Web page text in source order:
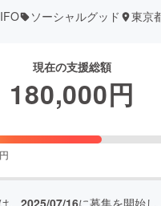
ソーシャルグッド 東京
現在の支援総額
180,000円
円